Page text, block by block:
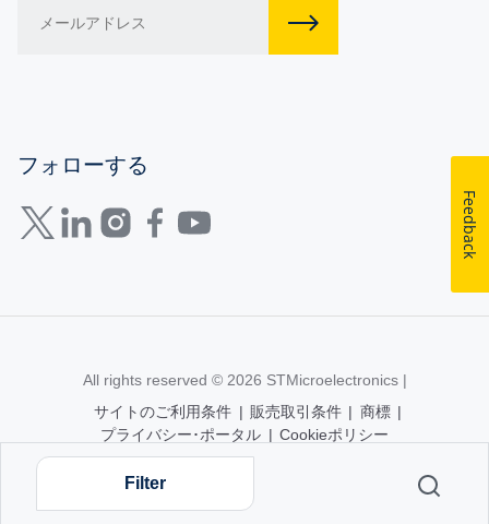
Filter
フォローする
All rights reserved © 2026 STMicroelectronics |
サイトのご利用条件 | 販売取引条件 | 商標 |
プライバシー･ポータル | Cookieポリシー
Feedback